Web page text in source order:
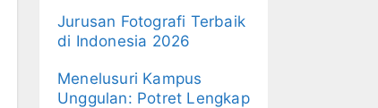
Jurusan Fotografi Terbaik
di Indonesia 2026
Menelusuri Kampus
Unggulan: Potret Lengkap